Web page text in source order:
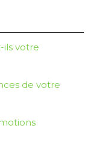
votre
de votre